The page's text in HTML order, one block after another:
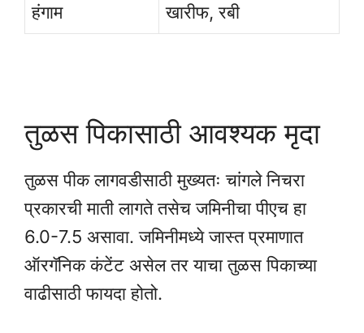
हंगाम
खारीफ, रबी
तुळस पिकासाठी आवश्यक मृदा
तुळस पीक लागवडीसाठी मुख्यतः चांगले निचरा
प्रकारची माती लागते तसेच जमिनीचा पीएच हा
6.0-7.5 असावा. जमिनीमध्ये जास्त प्रमाणात
ऑरगॅनिक कंटेंट असेल तर याचा तुळस पिकाच्या
वाढीसाठी फायदा होतो.